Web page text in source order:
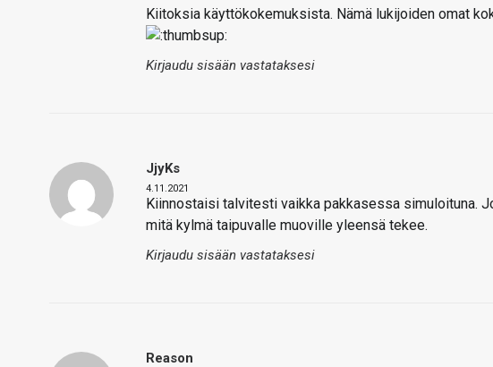
Kiitoksia käyttökokemuksista. Nämä lukijoiden omat
Kirjaudu sisään vastataksesi
JjyKs
4.11.2021
Kiinnostaisi talvitesti vaikka pakkasessa simuloituna.
mitä kylmä taipuvalle muoville yleensä tekee.
Kirjaudu sisään vastataksesi
Reason